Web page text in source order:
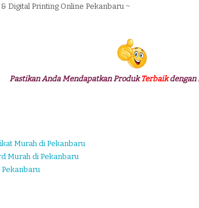
Digital Printing Online Pekanbaru ~
Pastikan Anda Mendapatkan ProdukTerbaikdengan
Murah di Pekanbaru
Murah di Pekanbaru
Pekanbaru